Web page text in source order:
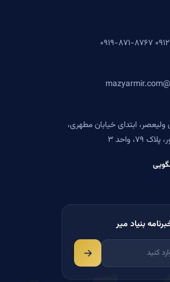
۰۹۱۹-۸۷۱-۸۷۶۷
ولیعصر، ابتدای خیابان مطهری،
واحد ۳
بنیاد میر